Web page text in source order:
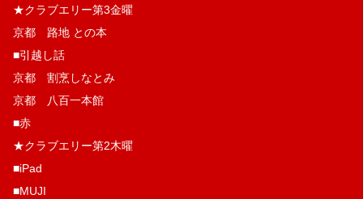
★クラブエリー第3金曜
京都 路地 との本
■引越し話
京都 割烹しなとみ
京都 八百一本館
■赤
★クラブエリー第2木曜
■iPad
■MUJI